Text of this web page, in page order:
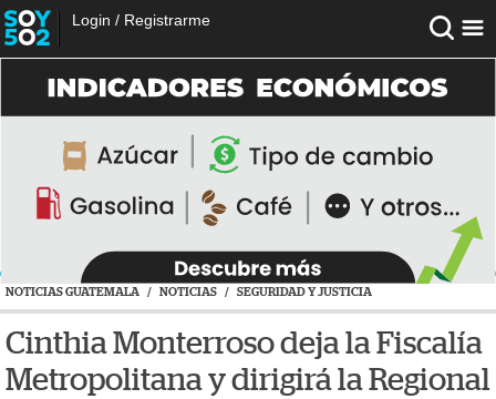
Login / Registrarme
NOTICIAS GUATEMALA / NOTICIAS / SEGURIDAD Y JUSTICIA
Cinthia Monterroso deja la Fiscalía
Metropolitana y dirigirá la Regional